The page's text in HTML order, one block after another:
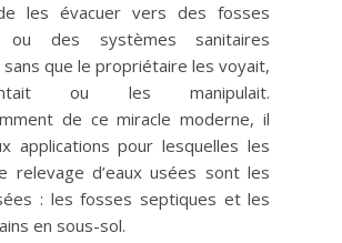
les évacuer vers des fosses
ou des systèmes sanitaires
sans que le propriétaire les voyait,
ou les manipulait.
de ce miracle moderne, il
applications pour lesquelles les
relevage d’eaux usées sont les
: les fosses septiques et les
en sous-sol.